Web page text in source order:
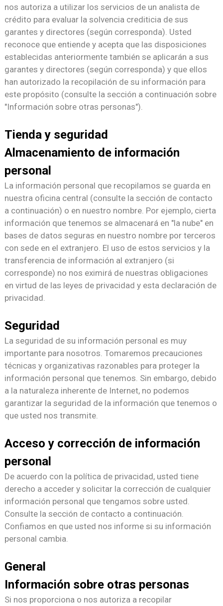
nos autoriza a utilizar los servicios de un analista de
crédito para evaluar la solvencia crediticia de sus
garantes y directores (según corresponda). Usted
reconoce que entiende y acepta que las disposiciones
establecidas anteriormente también se aplicarán a sus
garantes y directores (según corresponda) y que ellos
han autorizado la recopilación de su información para
este propósito (consulte la sección a continuación sobre
"Información sobre otras personas").
Tienda y seguridad
Almacenamiento de información
personal
La información personal que recopilamos se guarda en
nuestra oficina central (consulte la sección de contacto
a continuación) o en nuestro nombre. Por ejemplo, cierta
información que tenemos se almacenará en "la nube" en
bases de datos seguras en nuestro nombre por terceros
con sede en el extranjero. El uso de estos servicios y la
transferencia de información al extranjero (si
corresponde) no nos eximirá de nuestras obligaciones
en virtud de las leyes de privacidad y esta declaración de
privacidad.
Seguridad
La seguridad de su información personal es muy
importante para nosotros. Tomaremos precauciones
técnicas y organizativas razonables para proteger la
información personal que tenemos. Sin embargo, debido
a la naturaleza inherente de Internet, no podemos
garantizar la seguridad de la información que tenemos o
que usted nos transmite.
Acceso y corrección de información
personal
De acuerdo con la política de privacidad, usted tiene
derecho a acceder y solicitar la corrección de cualquier
información personal que tengamos sobre usted.
Consulte la sección de contacto a continuación.
Confiamos en que usted nos informe si su información
personal cambia.
General
Información sobre otras personas
Si nos proporciona o nos autoriza a recopilar